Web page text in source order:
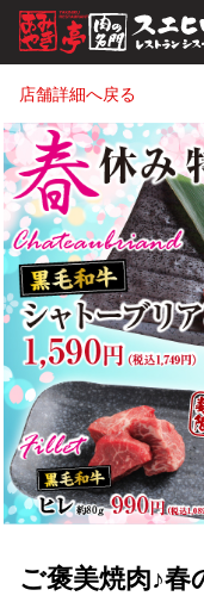
店舗詳細へ戻る
ご褒美焼肉♪